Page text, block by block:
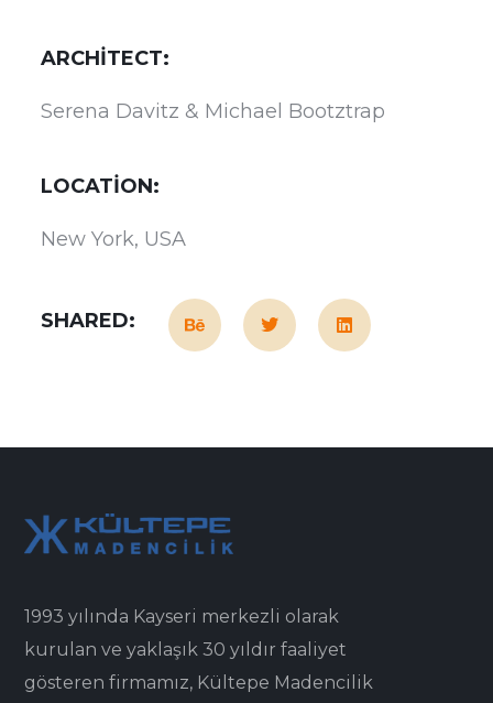
ARCHITECT:
Serena Davitz & Michael Bootztrap
LOCATION:
New York, USA
SHARED:
1993 yılında Kayseri merkezli olarak
kurulan ve yaklaşık 30 yıldır faaliyet
gösteren firmamız, Kültepe Madencilik